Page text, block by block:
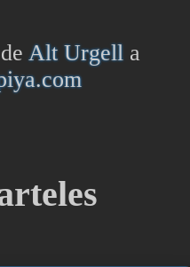
Alt Urgella